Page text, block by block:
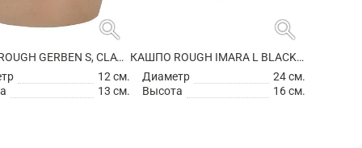
search
КАШПО ROUGH GERBEN S, CLAY WASHED
12 см.
13 см.
search
КАШПО ROUGH IMARA L BLACK WASHED
Диаметр
24 см.
Высота
16 см.